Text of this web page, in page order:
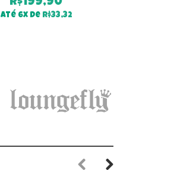
R$199,90
Até 6x de R$33,32